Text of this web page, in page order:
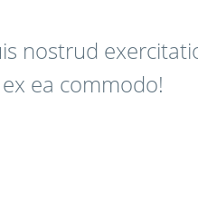
nostrud
ea commodo!